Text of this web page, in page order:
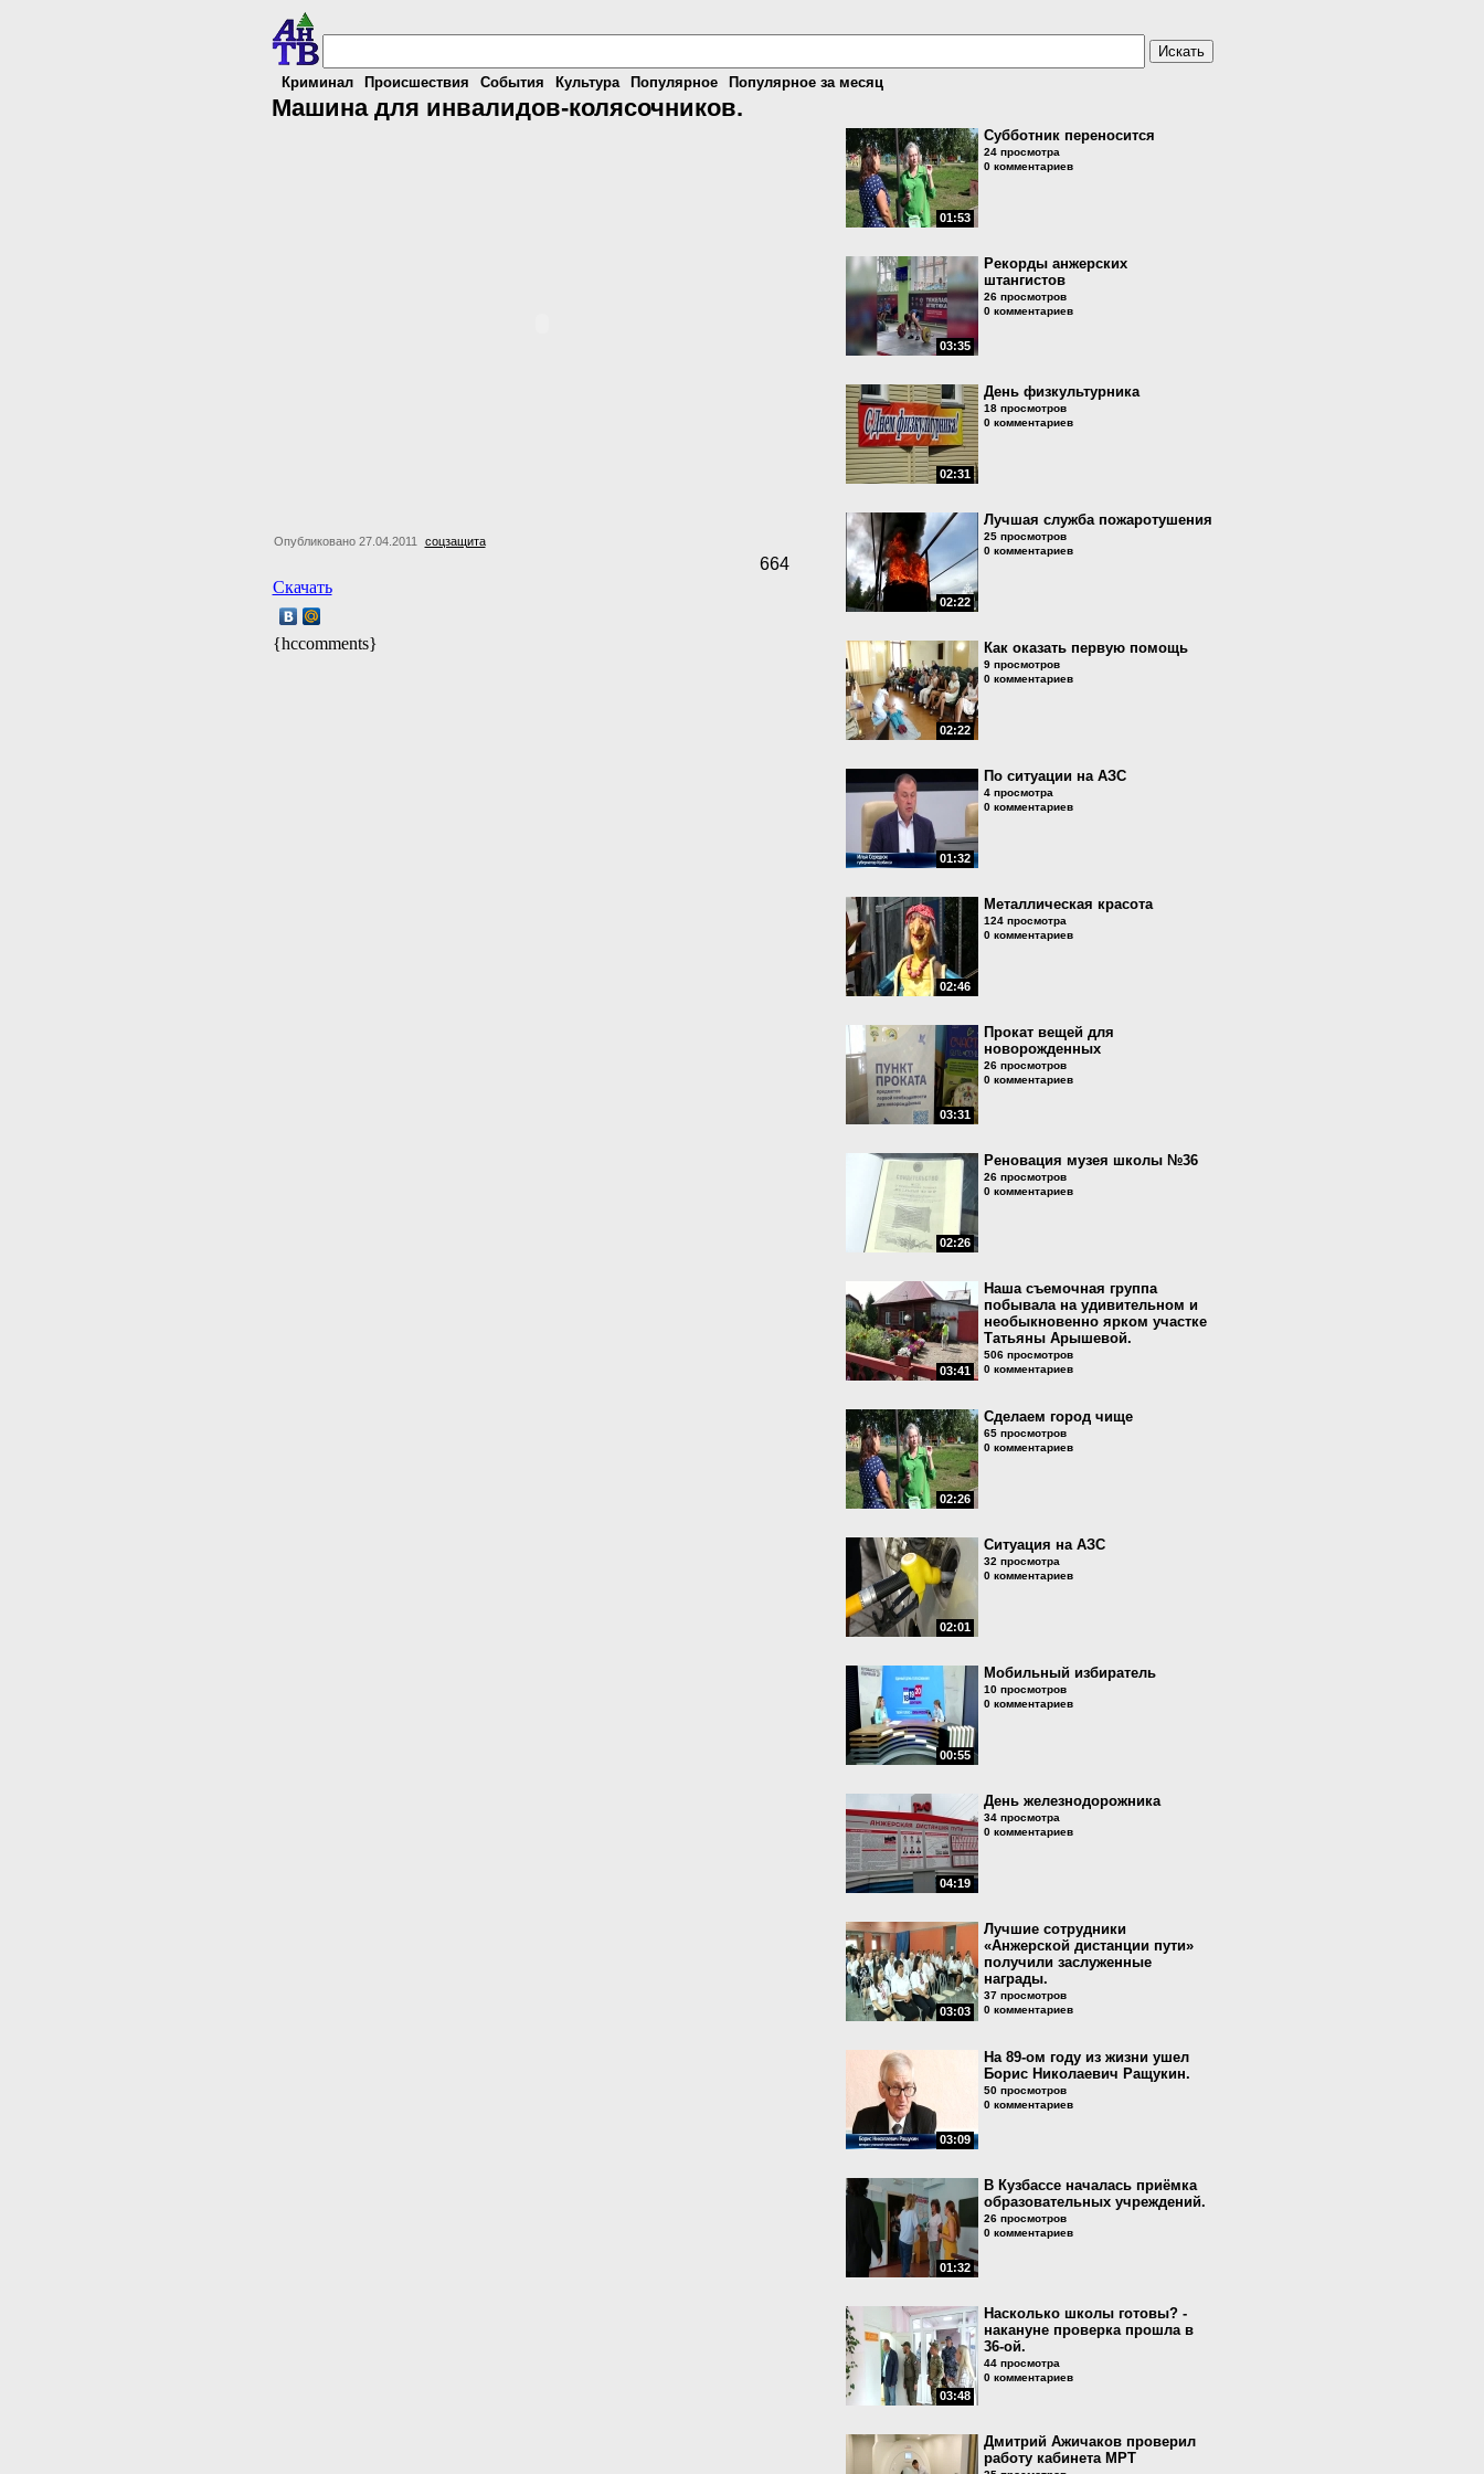
Криминал Происшествия События Культура Популярное Популярное за месяц
Машина для инвалидов-колясочников.
Опубликовано 27.04.2011 соцзащита
664
Скачать
{hccomments}
01:53
Субботник переносится
24 просмотра
0 комментариев
03:35
Рекорды анжерских
штангистов
26 просмотров
0 комментариев
02:31
День физкультурника
18 просмотров
0 комментариев
02:22
Лучшая служба пожаротушения
25 просмотров
0 комментариев
02:22
Как оказать первую помощь
9 просмотров
0 комментариев
01:32
По ситуации на АЗС
4 просмотра
0 комментариев
02:46
Металлическая красота
124 просмотра
0 комментариев
03:31
Прокат вещей для
новорожденных
26 просмотров
0 комментариев
02:26
Реновация музея школы №36
26 просмотров
0 комментариев
03:41
Наша съемочная группа
побывала на удивительном и
необыкновенно ярком участке
Татьяны Арышевой.
506 просмотров
0 комментариев
02:26
Сделаем город чище
65 просмотров
0 комментариев
02:01
Ситуация на АЗС
32 просмотра
0 комментариев
00:55
Мобильный избиратель
10 просмотров
0 комментариев
04:19
День железнодорожника
34 просмотра
0 комментариев
03:03
Лучшие сотрудники
«Анжерской дистанции пути»
получили заслуженные
награды.
37 просмотров
0 комментариев
03:09
На 89-ом году из жизни ушел
Борис Николаевич Ращукин.
50 просмотров
0 комментариев
01:32
В Кузбассе началась приёмка
образовательных учреждений.
26 просмотров
0 комментариев
03:48
Насколько школы готовы? -
накануне проверка прошла в
36-ой.
44 просмотра
0 комментариев
Дмитрий Ажичаков проверил
работу кабинета МРТ